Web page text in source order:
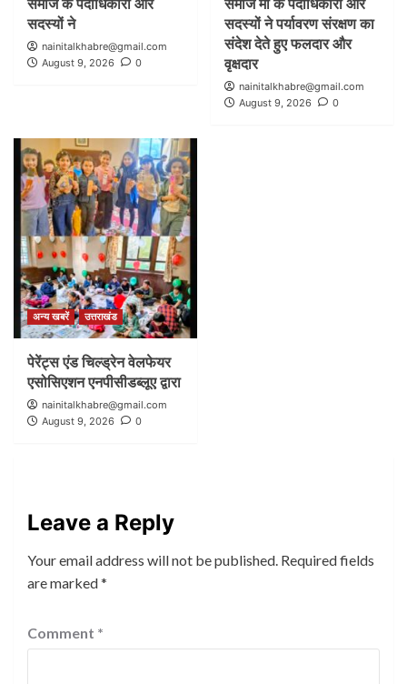
सदस्यों ने
nainitalkhabre@gmail.com
August 9, 2026
0
सदस्यों ने पर्यावरण संरक्षण का
संदेश देते हुए फलदार और
वृक्षदार
nainitalkhabre@gmail.com
August 9, 2026
0
अन्य खबरें उत्तराखंड
पेरेंट्स एंड चिल्ड्रेन वेलफेयर
एसोसिएशन एनपीसीडब्लूए द्वारा
nainitalkhabre@gmail.com
August 9, 2026
0
Leave a Reply
Your email address will not be published. Required fields
are marked*
Comment *